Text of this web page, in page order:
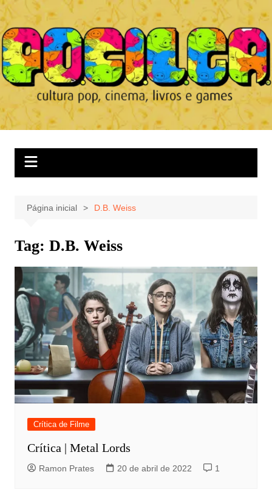
Ir
para
o
conteúdo
Página inicial D.B. Weiss
Tag: D.B. Weiss
Crítica de Filme
Crítica | Metal Lords
Ramon Prates 20 de abril de 2022 1